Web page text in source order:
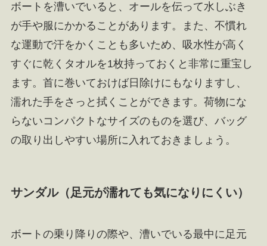
ボートを漕いでいると、オールを伝って水しぶき
が手や服にかかることがあります。また、不慣れ
な運動で汗をかくことも多いため、吸水性が高く
すぐに乾くタオルを1枚持っておくと非常に重宝し
ます。首に巻いておけば日除けにもなりますし、
濡れた手をさっと拭くことができます。荷物にな
らないコンパクトなサイズのものを選び、バッグ
の取り出しやすい場所に入れておきましょう。
サンダル（足元が濡れても気になりにくい）
ボートの乗り降りの際や、漕いでいる最中に足元